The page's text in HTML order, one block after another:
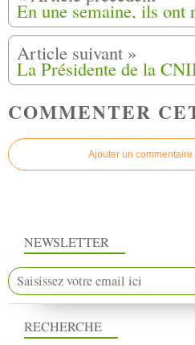
COMMENTER
Ajouter un commentaire
NEWSLETTER
RECHERCHE